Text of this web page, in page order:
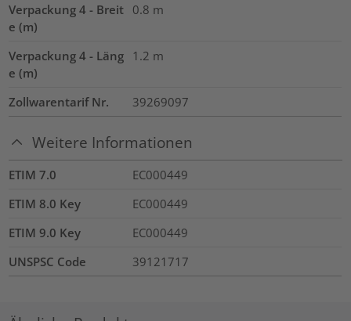
Verpackung 4 - Breit
e (m)
0.8 m
Verpackung 4 - Läng
e (m)
1.2 m
Zollwarentarif Nr. 39269097
Weitere Informationen
ETIM 7.0
EC000449
ETIM 8.0 Key
EC000449
ETIM 9.0 Key
EC000449
UNSPSC Code
39121717